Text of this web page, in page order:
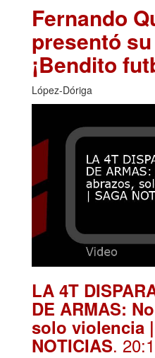
Fernando
presentó
¡Bendito
López-Dóriga
LA 4T
DE ARMAS:
solo violencia
NOTICIAS.